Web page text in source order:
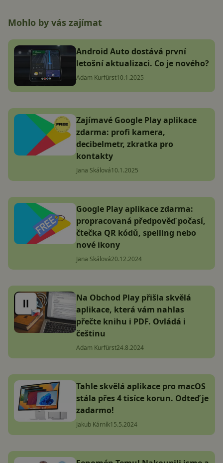
Mohlo by vás zajímat
Android Auto dostává první
letošní aktualizaci. Co je nového?
Adam Kurfürst10.1.2025
Zajímavé Google Play aplikace
zdarma: profi kamera,
decibelmetr, zkratka pro
kontakty
Jana Skálová10.1.2025
Google Play aplikace zdarma:
propracovaná předpověď počasí,
čtečka QR kódů, spelling nebo
nové ikony
Jana Skálová20.12.2024
Na Obchod Play přišla skvělá
aplikace, která vám nahlas
přečte knihu i PDF. Ovládá i
češtinu
Adam Kurfürst24.8.2024
Tahle skvělá aplikace pro macOS
stála přes 4 tisíce korun. Odteď je
zadarmo!
Jakub Kárník15.5.2024